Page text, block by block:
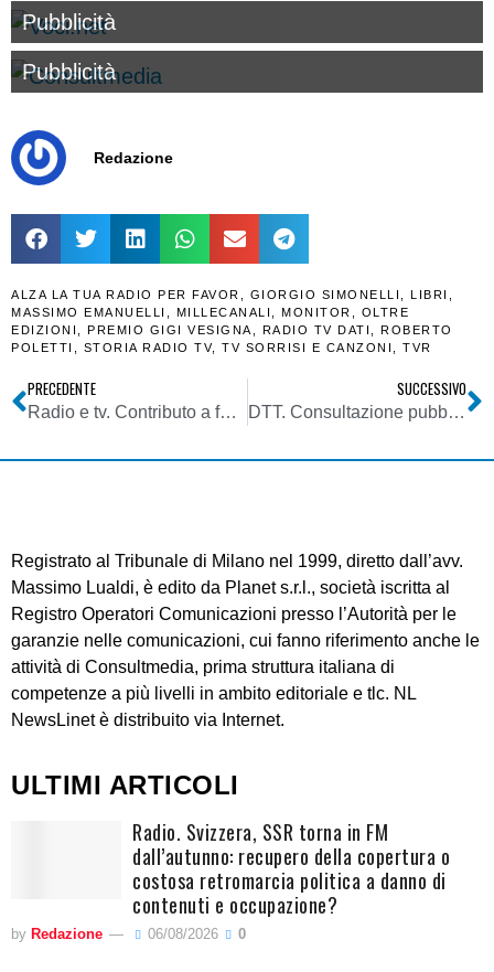
Pubblicità
Pubblicità
Redazione
ALZA LA TUA RADIO PER FAVOR GIORGIO SIMONELLI LIBRI
MASSIMO EMANUELLI
MILLECANALI MONITOR
OLTRE
EDIZIONI
PREMIO GIGI VESIGNA RADIO TV DATI
ROBERTO
POLETTI
STORIA RADIO TV, TV SORRISI E CANZONI TVR
PRECEDENTE
Radio e tv. Contributo a fondo perduto per investimenti in tecnologie innovative 2023 emittenti radio tv: pubblicati elenchi aventi diritto
SUCCESSIVO
DTT. Consultazione pubblica su Fase 2 post-Mux 12: Agcom chiede se si preferiscono poche nuove grandi reti o tante reti pluriprovinciali
Registrato al Tribunale di Milano nel 1999, diretto dall’avv.
Massimo Lualdi, è edito da Planet s.r.l., società iscritta al
Registro Operatori Comunicazioni presso l’Autorità per le
garanzie nelle comunicazioni, cui fanno riferimento anche le
attività di Consultmedia, prima struttura italiana di
competenze a più livelli in ambito editoriale e tlc. NL
NewsLinet è distribuito via Internet.
ULTIMI ARTICOLI
Radio. Svizzera, SSR torna in FM
dall’autunno: recupero della copertura o
costosa retromarcia politica a danno di
contenuti e occupazione?
by Redazione 06/08/2026 0